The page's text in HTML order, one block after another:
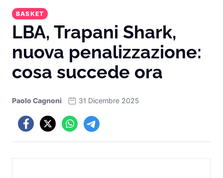
BASKET
LBA, Trapani Shark,
nuova penalizzazione:
cosa succede ora
Paolo Cagnoni 31 Dicembre 2025